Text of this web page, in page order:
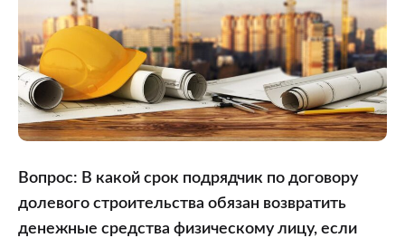
Вопрос: В какой срок подрядчик по договору
долевого строительства обязан возвратить
денежные средства физическому лицу, если